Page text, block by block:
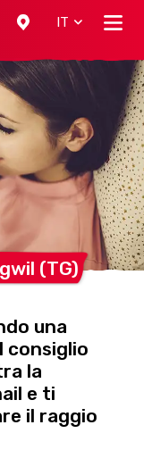
IT
(TG)
una
consiglio
la
e ti
il raggio